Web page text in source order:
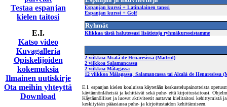
Testaa espanjan
kielen taitosi
E.I.
Katso video
Kuvagalleria
Opiskelijoiden
kokemuksia
Ilmainen uutiskirje
Ota meihin yhteyttä
Download
Espanjan kurssi + Latinalainen tanssi
Espanjan kurssi + Golf
Ryhmät
Klikkaa tästä halutessasi lisätietoja ryhmäkursseistamme
2 viikkoa Alcalá de Henaresissa (Madrid)
2 viikkoa Salamancassa
2 viikkoa Málagassa
12 viikkoa Málagassa, Salamancassa tai Alcalá de Henaresissa
E.I. espanjan kielen kouluissa käytetään keskustelupainotteista
käytännönläheisiä ja kehittävät sekä puhe- että kirjoitustaitoasi.
Käytännölliset ja luovat aktiviteetit auttavat kielitaitosi kehittymistä ja
keskitytään pääasiassa puhe- ja kirjoitustaidon kehittämiseen.